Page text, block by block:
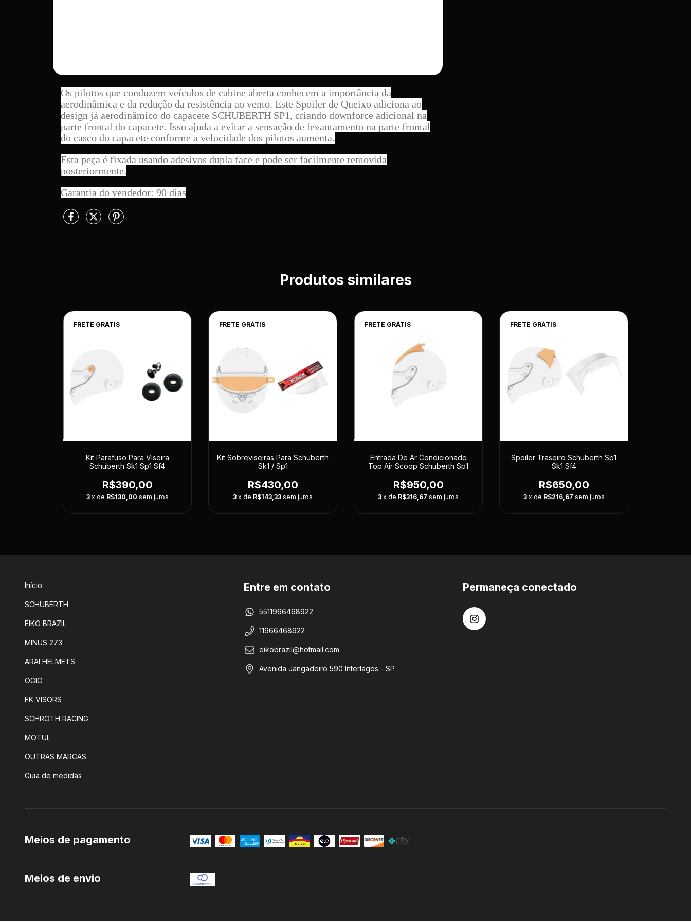
Os pilotos que conduzem veículos de cabine aberta conhecem a importância da
aerodinâmica e da redução da resistência ao vento. Este Spoiler de Queixo adiciona ao
design já aerodinâmico do capacete SCHUBERTH SP1, criando downforce adicional na
parte frontal do capacete. Isso ajuda a evitar a sensação de levantamento na parte frontal
do casco do capacete conforme a velocidade dos pilotos aumenta.
Esta peça é fixada usando adesivos dupla face e pode ser facilmente removida
posteriormente.
Garantia do vendedor: 90 dias
Produtos similares
FRETE GRÁTIS
Kit Parafuso Para Viseira
Schuberth Sk1 Sp1 Sf4
R$390,00
3 x de R$130,00 sem juros
FRETE GRÁTIS
Kit Sobreviseiras Para Schuberth
Sk1 / Sp1
R$430,00
3 x de R$143,33 sem juros
FRETE GRÁTIS
Entrada De Ar Condicionado
Top Air Scoop Schuberth Sp1
R$950,00
3 x de R$316,67 sem juros
FRETE GRÁTIS
Spoiler Traseiro Schuberth Sp1
Sk1 Sf4
R$650,00
3 x de R$216,67 sem juros
Início
SCHUBERTH
EIKO BRAZIL
MINUS 273
ARAI HELMETS
OGIO
FK VISORS
SCHROTH RACING
MOTUL
OUTRAS MARCAS
Guia de medidas
Entre em contato
5511966468922
11966468922
eikobrazil@hotmail.com
Avenida Jangadeiro 590 Interlagos - SP
Permaneça conectado
Meios de pagamento
Meios de envio